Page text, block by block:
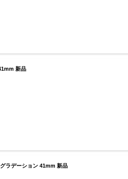
新品
ラデーション 41mm 新品